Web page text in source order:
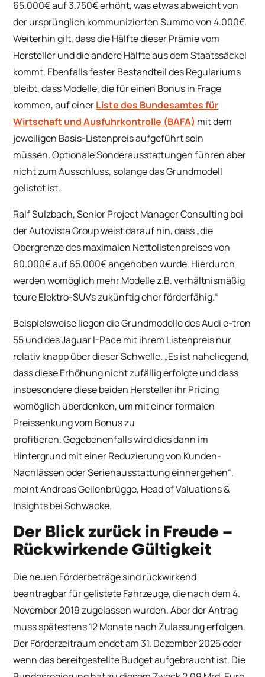
65.000€ auf 3.750€ erhöht, was etwas abweicht von
der ursprünglich kommunizierten Summe von 4.000€.
Weiterhin gilt, dass die Hälfte dieser Prämie vom
Hersteller und die andere Hälfte aus dem Staatssäckel
kommt. Ebenfalls fester Bestandteil des Regulariums
bleibt, dass Modelle, die für einen Bonus in Frage
kommen, auf einerListe des Bundesamtes für
Wirtschaft und Ausfuhrkontrolle (BAFA) mit dem
jeweiligen Basis-Listenpreis aufgeführt sein
müssen. Optionale Sonderausstattungen führen aber
nicht zum Ausschluss, solange das Grundmodell
gelistet ist.
Ralf Sulzbach, Senior Project Manager Consulting bei
der Autovista Group weist darauf hin, dass „die
Obergrenze des maximalen Nettolistenpreises von
60.000€ auf 65.000€ angehoben wurde. Hierdurch
werden womöglich mehr Modelle z.B. verhältnismäßig
teure Elektro-SUVs zukünftig eher förderfähig.“
Beispielsweise liegen die Grundmodelle des Audi e-tron
55 und des Jaguar I-Pace mit ihrem Listenpreis nur
relativ knapp über dieser Schwelle. „Es ist naheliegend,
dass diese Erhöhung nicht zufällig erfolgte und dass
insbesondere diese beiden Hersteller ihr Pricing
womöglich überdenken, um mit einer formalen
Preissenkung vom Bonus zu
profitieren. Gegebenenfalls wird dies dann im
Hintergrund mit einer Reduzierung von Kunden-
Nachlässen oder Serienausstattung einhergehen“,
meint Andreas Geilenbrügge, Head of Valuations &
Insights bei Schwacke.
Der Blick zurück in Freude –
Rückwirkende Gültigkeit
Die neuen Förderbeträge sind rückwirkend
beantragbar für gelistete Fahrzeuge, die nach dem 4.
November 2019 zugelassen wurden. Aber der Antrag
muss spätestens 12 Monate nach Zulassung erfolgen.
Der Förderzeitraum endet am 31. Dezember 2025 oder
wenn das bereitgestellte Budget aufgebraucht ist. Die